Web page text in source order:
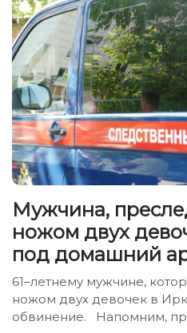
Мужчина,
ножом двух
под домашний
61–летнему мужчине,
ножом двух девочек в
обвинение. Напомним,